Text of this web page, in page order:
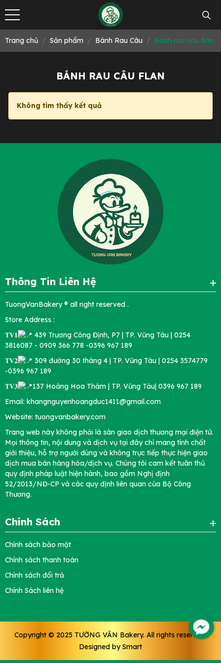
Trang chủ Sản phẩm Bánh Rau Câu Bánh rau câu flan
BÁNH RAU CÂU FLAN
Không tìm thấy kết quả
Thông Tin Liên Hệ
TuongVanBakery ® all right reserved .
Store Address :
𝐓𝐕𝟏
439 Trương Công Định, P7 | TP. Vũng Tàu | 0254
3816087 - 0909 366 778 -0396 967 189
𝐓𝐕𝟐
309 đường 30 tháng 4 | TP. Vũng Tàu | 0254 3574779
-0396 967 189
𝐓𝐕𝟑
137 Hoàng Hoa Thám | TP. Vũng Tàu| 0396 967 189
Email: khangnguyenhoangduc1411@gmail.com
Website: tuongvanbakery.com
Trang web này không phải là sàn giao dịch thương mại điện tử.
Mọi thông tin, nội dung và dịch vụ tại đây chỉ mang tính chất
giới thiệu, hỗ trợ người dùng và không trực tiếp thực hiện giao
dịch mua bán hàng hóa/dịch vụ. Chúng tôi cam kết tuân thủ
quy định pháp luật hiện hành, bao gồm Nghị định
52/2013/NĐ-CP và các quy định liên quan của Bộ Công
Thương.
Chính Sách
Chính sách bảo mật
Chính sách thanh toán
Chính sách đổi trả
Chính Sách liên hệ
Copyright © 2025 TƯỜNG VÂN Bakery. All rights reserved.
Designed bySmart